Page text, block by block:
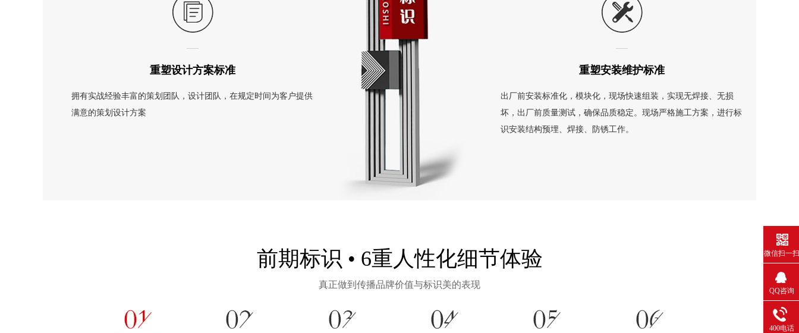
重塑设计方案标准
拥有实战经验丰富的策划团队，设计团队，在规定时间为客户提供
满意的策划设计方案
重塑安装维护标准
出厂前安装标准化，模块化，现场快速组装，实现无焊接、无损
坏，出厂前质量测试，确保品质稳定。现场严格施工方案，进行标
识安装结构预埋、焊接、防锈工作。
前期标识 • 6重人性化细节体验
真正做到传播品牌价值与标识美的表现
微信扫一扫
QQ咨询
400电话